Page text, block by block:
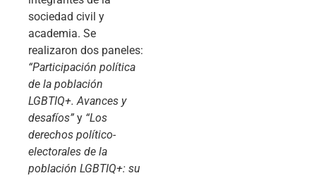
sociedad civil y
academia. Se
realizaron dos paneles:
“Participación política
de la población
LGBTIQ+. Avances y
desafíos” y “Los
derechos político-
electorales de la
población LGBTIQ+: su